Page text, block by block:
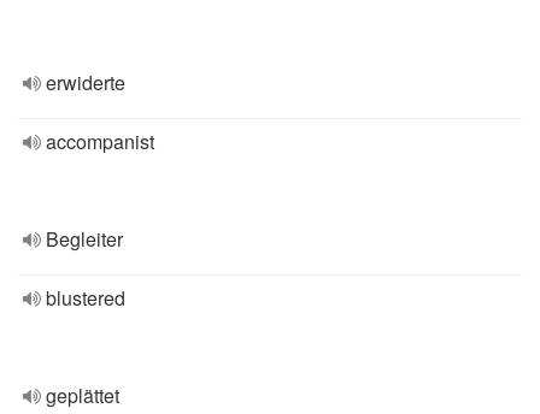
erwiderte
accompanist
Begleiter
blustered
geplättet